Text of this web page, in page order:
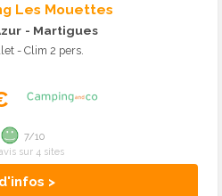
Les Mouettes
- Martigues
- Clim 2 pers.
>
7/10
sur 4 sites